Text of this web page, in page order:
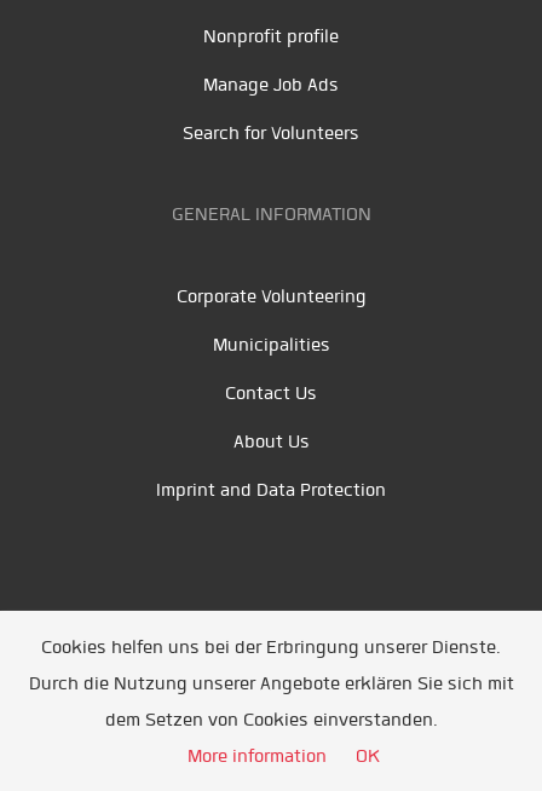
Nonprofit profile
Manage Job Ads
Search for Volunteers
GENERAL INFORMATION
Corporate Volunteering
Municipalities
Contact Us
About Us
Imprint and Data Protection
Unsere Partner/Referenzen/News/ Entwickelt
Cookies helfen uns bei der Erbringung unserer Dienste.
Durch die Nutzung unserer Angebote erklären Sie sich mit
dem Setzen von Cookies einverstanden.
More information
OK